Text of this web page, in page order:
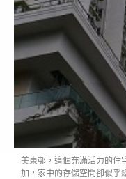
美東邨，這個充滿活力的住
加，家中的存儲空間卻似乎